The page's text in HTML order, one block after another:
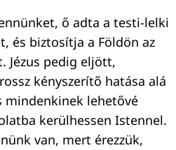
ő adta a testi-lelki
és biztosítja a Földön az
Jézus pedig eljött,
kényszerítő hatása alá
mindenkinek lehetővé
kerülhessen Istennel.
van, mert érezzük,